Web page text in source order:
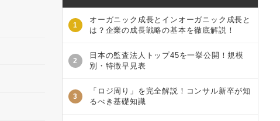
1
オーガニック成長とインオーガニック成長と
は？企業の成長戦略の基本を徹底解説！
2
日本の監査法人トップ45を一挙公開！規模
別・特徴早見表
3
「ロジ周り」を完全解説！コンサル新卒が知
るべき基礎知識